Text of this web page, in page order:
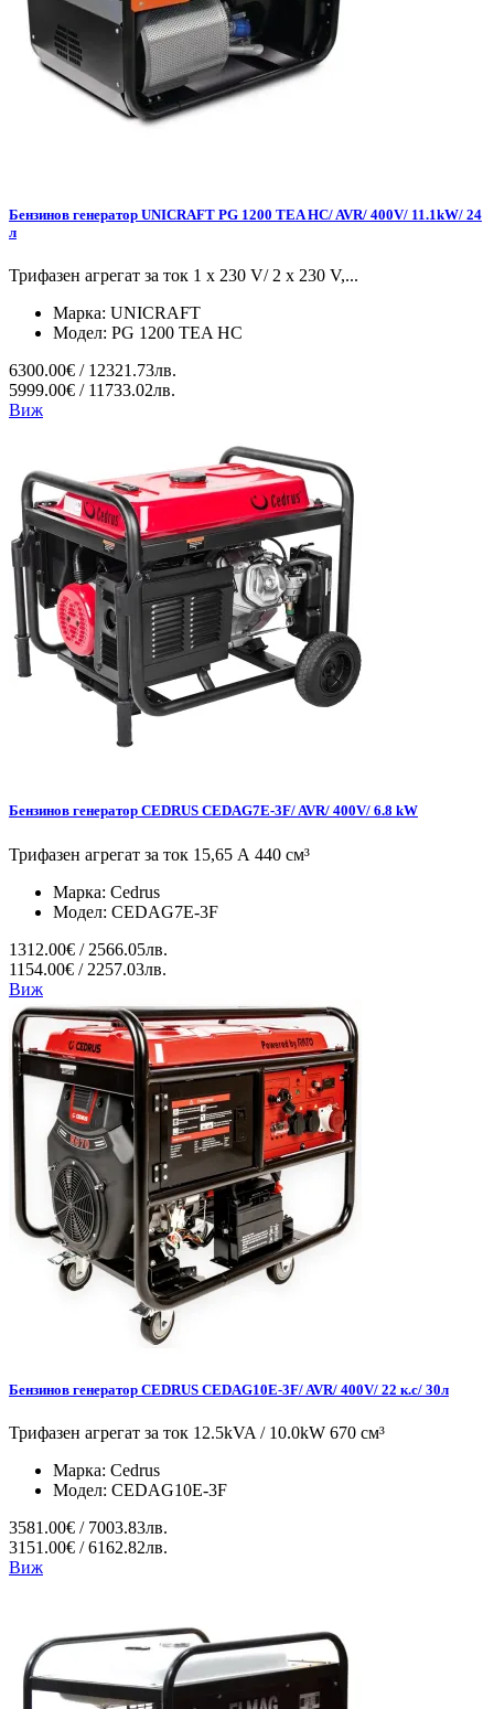
Бензинов генератор UNICRAFT PG 1200 TEA HC/ AVR/ 400V/ 11.1kW/ 24
л
Трифазен агрегат за ток 1 x 230 V/ 2 x 230 V,...
Марка: UNICRAFT
Модел: PG 1200 TEA HC
6300.00€ / 12321.73лв.
5999.00€ / 11733.02лв.
Виж
Бензинов генератор CEDRUS CEDAG7E-3F/ AVR/ 400V/ 6.8 kW
Трифазен агрегат за ток 15,65 А 440 см³
Марка: Cedrus
Модел: CEDAG7E-3F
1312.00€ / 2566.05лв.
1154.00€ / 2257.03лв.
Виж
Бензинов генератор CEDRUS CEDAG10E-3F/ AVR/ 400V/ 22 к.с/ 30л
Трифазен агрегат за ток 12.5kVA / 10.0kW 670 см³
Марка: Cedrus
Модел: CEDAG10E-3F
3581.00€ / 7003.83лв.
3151.00€ / 6162.82лв.
Виж